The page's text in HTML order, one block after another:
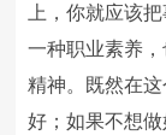
上，你就应该
一种职业素养
精神。既然在
好；如果不想